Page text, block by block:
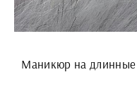
Маникюр на длинные